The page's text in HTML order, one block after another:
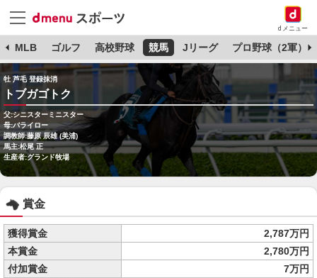
dメニュー
MLB ゴルフ 高校野球 競馬 Jリーグ プロ野球（2軍）
牡 芦毛 登録抹消
トブガゴトク
父:シニスターミニスター
母:バライロー
調教師:藤原 辰雄 (美浦)
馬主:松尾 正
生産者:グランド牧場
賞金
獲得賞金
2,787万円
本賞金
2,780万円
付加賞金
7万円